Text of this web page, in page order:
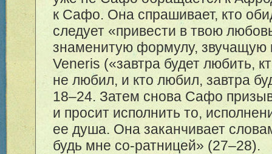
к Сафо. Она спрашивает, кто
следует «привести в твою
знаменитую формулу, звучащую
Veneris («завтра будет любить,
не любил, и кто любил, завтра
18–24. Затем снова Сафо
и просит исполнить то,
ее душа. Она заканчивает
будь мне со-ратницей» (27–28).